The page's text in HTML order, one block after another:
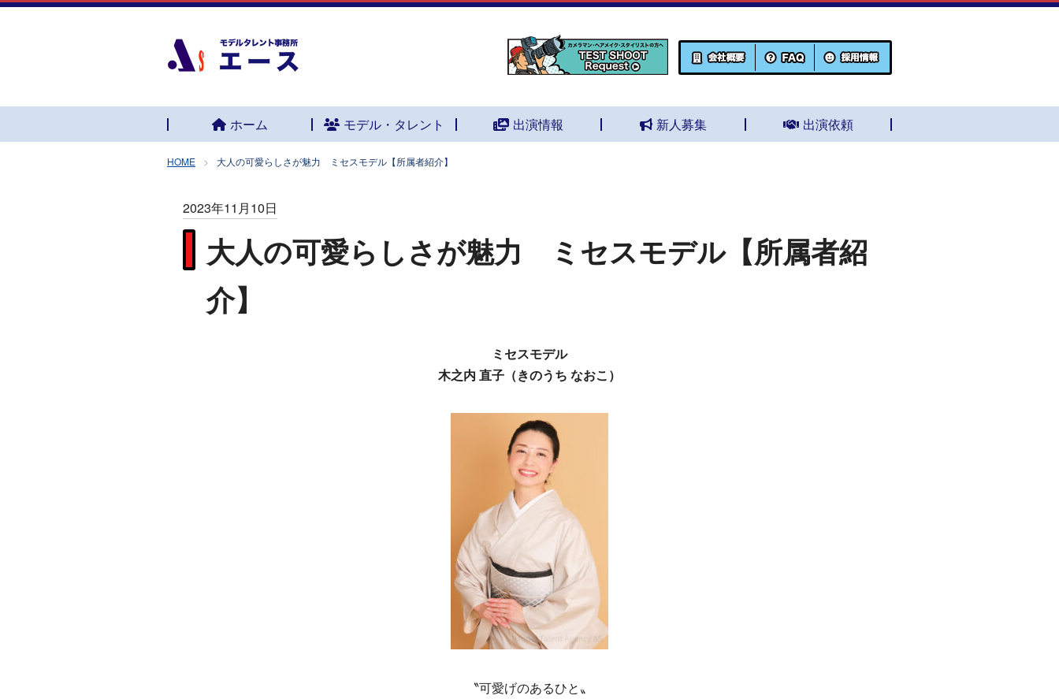
ホーム モデル・タレント 出演情報 新人募集 出演依頼
HOME 大人の可愛らしさが魅力 ミセスモデル【所属者紹介】
2023年11月10日
大人の可愛らしさが魅力 ミセスモデル【所属者紹
介】
ミセスモデル
木之内 直子（きのうち なおこ）
〝可愛げのあるひと〟